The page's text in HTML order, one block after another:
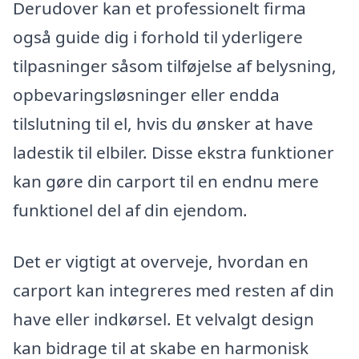
Derudover kan et professionelt firma
også guide dig i forhold til yderligere
tilpasninger såsom tilføjelse af belysning,
opbevaringsløsninger eller endda
tilslutning til el, hvis du ønsker at have
ladestik til elbiler. Disse ekstra funktioner
kan gøre din carport til en endnu mere
funktionel del af din ejendom.
Det er vigtigt at overveje, hvordan en
carport kan integreres med resten af din
have eller indkørsel. Et velvalgt design
kan bidrage til at skabe en harmonisk